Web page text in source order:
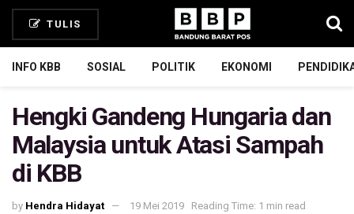
TULIS
INFO KBB SOSIAL POLITIK EKONOMI
Hengki Gandeng Hungaria dan
Malaysia untuk Atasi Sampah
di KBB
by Hendra Hidayat 19 Mei 2019 Reading Time: 1 min read